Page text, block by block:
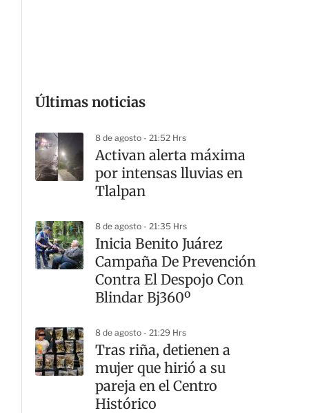
Últimas noticias
8 de agosto - 21:52 Hrs
Activan alerta máxima
por intensas lluvias en
Tlalpan
8 de agosto - 21:35 Hrs
Inicia Benito Juárez
Campaña De Prevención
Contra El Despojo Con
Blindar Bj360º
8 de agosto - 21:29 Hrs
Tras riña, detienen a
mujer que hirió a su
pareja en el Centro
Histórico